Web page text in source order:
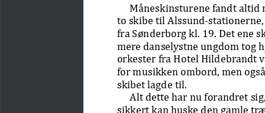
Måneskinsturene fandt altid
to skibe til Alssund-
fra Sønderborg kl. 19. Det ene
mere danselystne ungdom tog
orkester fra Hotel Hildebrandt
for musikken ombord, men
skibet lagde til.
Alt dette har nu forandret
sikkert kan huske den gamle